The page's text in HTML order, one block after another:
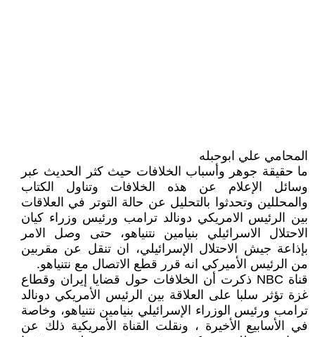
المحامي علي ابوحبله
ما حقيقة جوهر وأسباب الخلافات حيث كثر الحديث عبر
وسائل الإعلام عن هذه الخلافات وتناول الكتاب
والمحللين وتحدثوا بالتحليل عن حالة التوتر في العلاقات
بين الرئيس الامريكي دونالد ترامب ورئيس وزراء كيان
الاحتلال الاسرائيلي بنيامين نتنياهو، حتى وصل الامر
بإذاعة جيش الاحتلال الإسرائيلي، ان تنقل عن مقربين
من الرئيس الأميركي انه قرر قطع الاتصال مع نتنياهو.
قناة NBC ذكرت أن الخلافات حول قضايا إيران وقطاع
غزة تؤثر سلبا على العلاقة بين الرئيس الأمريكي دونالد
ترامب ورئيس الوزراء الإسرائيلي بنيامين نتنياهو، وخاصة
في الأسابيع الأخيرة ، ونقلت القناة الأمريكية ذلك عن